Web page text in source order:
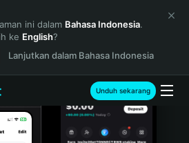
ini dalam Bahasa Indonesia.
ke English?
Lanjutkan dalam Bahasa Indonesia
Unduh sekarang